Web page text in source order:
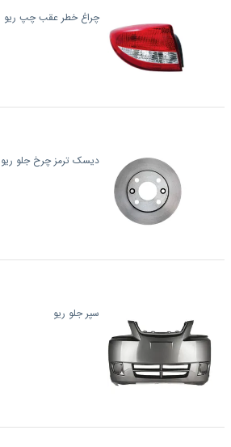
چراغ خطر عقب چپ ریو
دیسک ترمز چرخ جلو ریو
سپر جلو ریو